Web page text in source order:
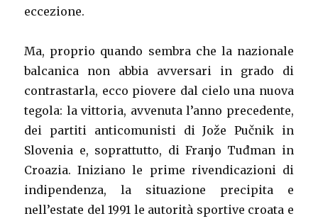
eccezione.
Ma, proprio quando sembra che la nazionale
balcanica non abbia avversari in grado di
contrastarla, ecco piovere dal cielo una nuova
tegola: la vittoria, avvenuta l’anno precedente,
dei partiti anticomunisti di Jože Pučnik in
Slovenia e, soprattutto, di Franjo Tuđman in
Croazia. Iniziano le prime rivendicazioni di
indipendenza, la situazione precipita e
nell’estate del 1991 le autorità sportive croata e